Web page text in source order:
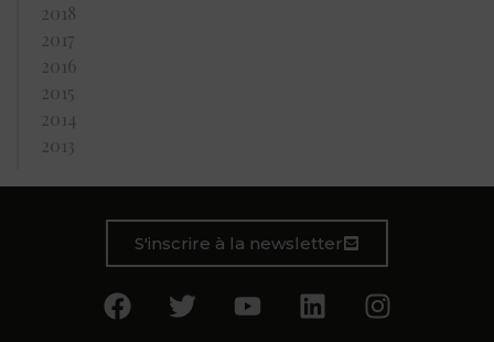
2018
2017
2016
2015
2014
2013
S'inscrire à la newsletter